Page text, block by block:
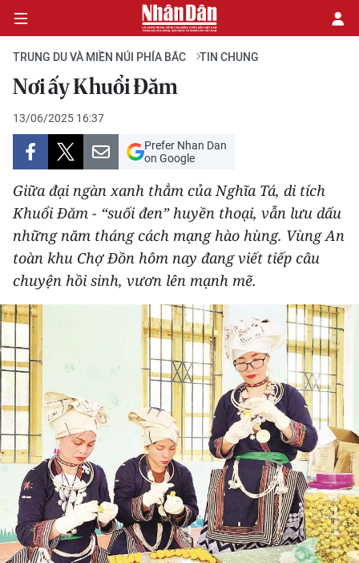
CHÍNH TRỊ
KINH TẾ
VĂN HÓA
XÃ HỘI
PHÁP LUẬT
DU LỊCH
THẾ GIỚI
THỂ THAO
GIÁO DỤC
Y TẾ
KHOA HỌC - CÔNG NGHỆ
MÔI TRƯỜNG
TRUNG DU VÀ MIỀN NÚI PHÍA BẮC TIN CHUNG
Nơi ấy Khuổi Đăm
13/06/2025 16:37
Prefer Nhan Dan
on Google
Giữa đại ngàn xanh thẳm của Nghĩa Tá, di tích
Khuổi Đăm - “suối đen” huyền thoại, vẫn lưu dấu
những năm tháng cách mạng hào hùng. Vùng An
toàn khu Chợ Đồn hôm nay đang viết tiếp câu
chuyện hồi sinh, vươn lên mạnh mẽ.